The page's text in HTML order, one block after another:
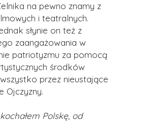
na pewno znamy z
i teatralnych.
słynie on też z
zaangażowania w
patriotyzmu za pomocą
środków
przez nieustające
Ojczyzny.
Polskę, od